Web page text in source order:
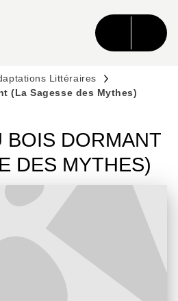
CONTENU
Littéraires
(La Sagesse des Mythes)
BOIS DORMANT
DES MYTHES)